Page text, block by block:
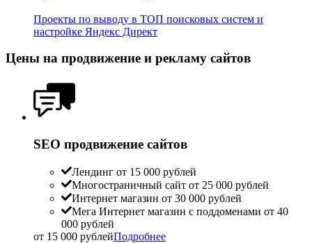
Проекты по выводу в ТОП поисковых систем и
настройке Яндекс Директ
Цены на продвижение и рекламу сайтов
SEO продвижение сайтов
Лендинг от 15 000 рублей
Многостраничный сайт от 25 000 рублей
Интернет магазин от 30 000 рублей
Мега Интернет магазин с поддоменами от 40
000 рублей
от 15 000 рублейПодробнее